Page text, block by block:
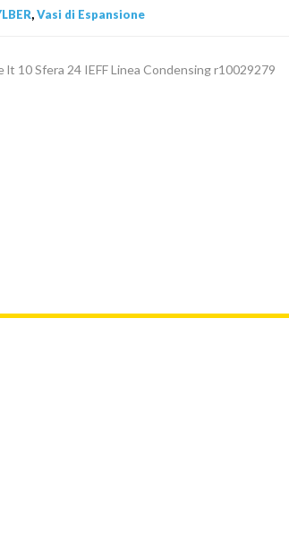
, Vasi di Espansione
lt 10 Sfera 24 IEFF Linea Condensing r10029279